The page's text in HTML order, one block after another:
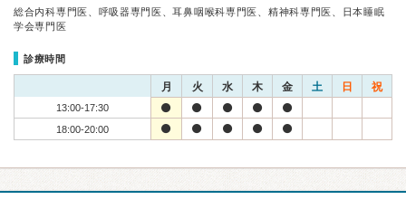
総合内科専門医、呼吸器専門医、耳鼻咽喉科専門医、精神科専門医、日本睡眠
学会専門医
診療時間
月 火 水 木 金 土 日 祝
13:00-17:30
18:00-20:00